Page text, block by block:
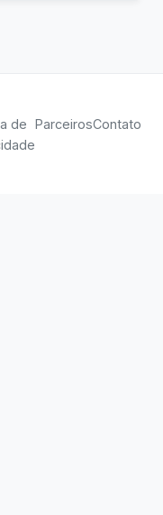
de ParceirosContato